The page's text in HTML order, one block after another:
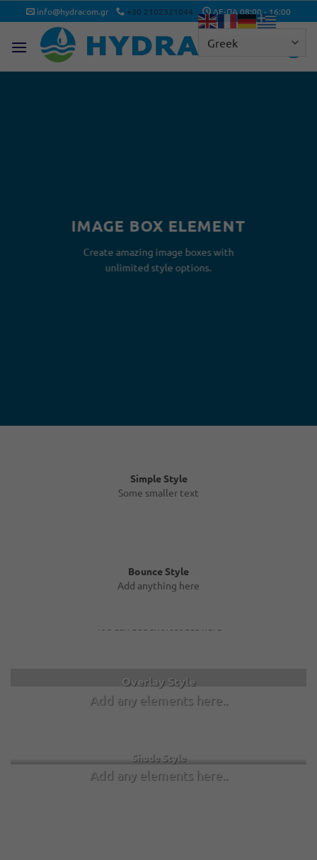
Μετάβαση
στο
περιεχόμενο
info@hydracom.gr +30 2102321044 ΔΕ-ΠΑ 08:00 - 16:00
IMAGE BOX ELEMENT
Create amazing image boxes with
unlimited style options.
Simple Style
Some smaller text
Bounce Style
Add anything here
Overlay Style
Add any elements here..
Add any elements here..
Shade Style
Add any elements here..